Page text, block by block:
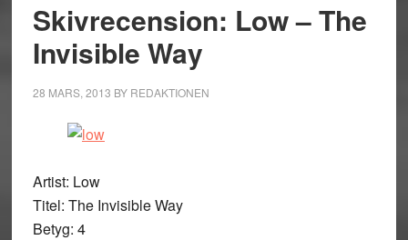
Skivrecension: Low – The
Invisible Way
28 MARS, 2013 BY REDAKTIONEN
Artist: Low
Titel: The Invisible Way
Betyg: 4